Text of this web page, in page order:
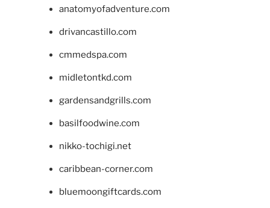
anatomyofadventure.com
drivancastillo.com
cmmedspa.com
midletontkd.com
gardensandgrills.com
basilfoodwine.com
nikko-tochigi.net
caribbean-corner.com
bluemoongiftcards.com